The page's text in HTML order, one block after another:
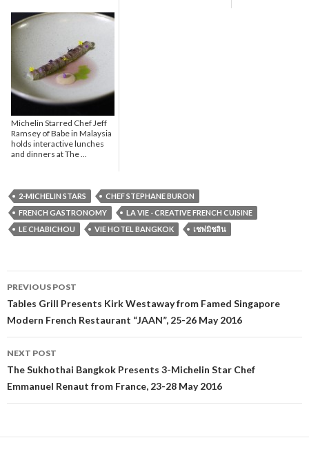
Michelin Starred Chef Jeff
Ramsey of Babe in Malaysia
holds interactive lunches
and dinners at The ...
2-MICHELIN STARS
CHEF STEPHANE BURON
FRENCH GASTRONOMY
LA VIE - CREATIVE FRENCH CUISINE
LE CHABICHOU
VIE HOTEL BANGKOK เชฟมิชลิน
Post navigation
PREVIOUS POST
Tables Grill Presents Kirk Westaway from Famed Singapore
Modern French Restaurant “JAAN”, 25-26 May 2016
NEXT POST
The Sukhothai Bangkok Presents 3-Michelin Star Chef
Emmanuel Renaut from France, 23-28 May 2016